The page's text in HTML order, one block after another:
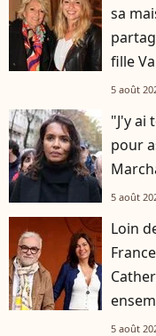
sa
fille
5 août
"J'y ai
pour
5 août
Loin
5 août